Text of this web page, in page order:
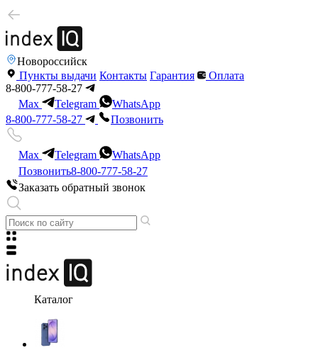
Новороссийск
Пункты выдачи Контакты Гарантия
Оплата
8-800-777-58-27
Max
Telegram
WhatsApp
8-800-777-58-27
Позвонить
Max Telegram
WhatsApp
Позвонить8-800-777-58-27
Заказать обратный звонок
Каталог